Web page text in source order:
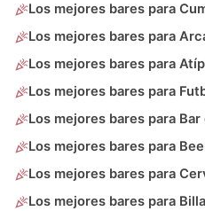
Los mejores bares para
Los mejores bares para
Los mejores bares para
Los mejores bares para
Los mejores bares para
Los mejores bares para
Los mejores bares para
Los mejores bares para